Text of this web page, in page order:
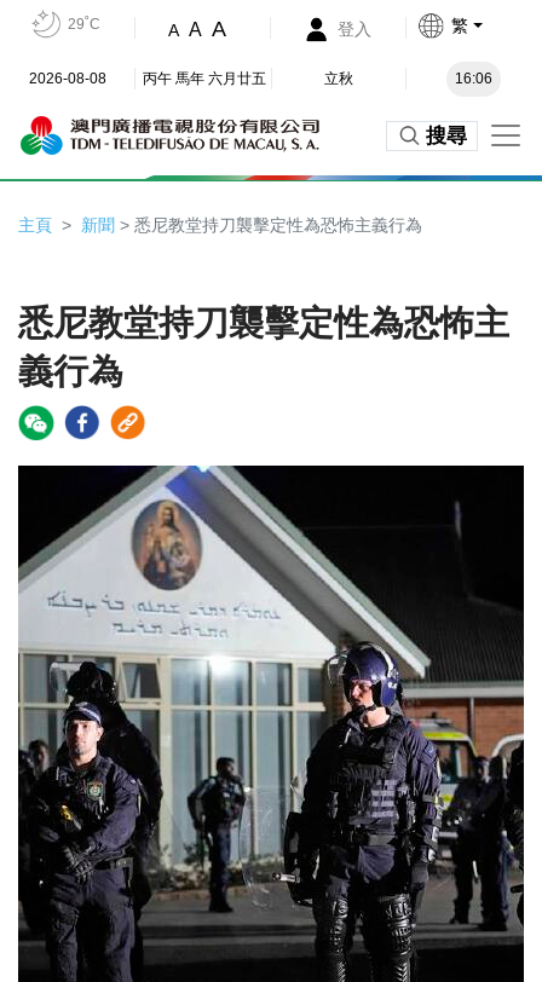
29˚C A A A 登入 繁
2026-08-08 丙午 馬年 六月廿五 立秋 16:06
搜尋
主頁 新聞 > 悉尼教堂持刀襲擊定性為恐怖主義行為
悉尼教堂持刀襲擊定性為恐怖主
義行為